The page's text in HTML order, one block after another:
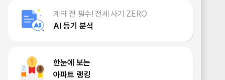
계약 전 필수! 전세 사기 ZERO
AI 등기 분석
한눈에 보는
아파트 랭킹